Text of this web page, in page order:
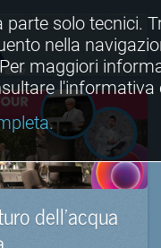
dell’acqua
solo tecnici.
nella
maggiori